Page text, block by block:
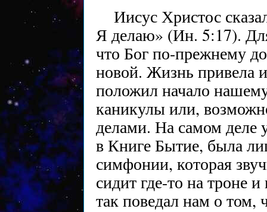
Иисус Христос
Я делаю» (Ин. 5:17).
что Бог по-прежнему
новой. Жизнь привела
положил начало
каникулы или,
делами. На самом деле
в Книге Бытие, была
симфонии, которая
сидит где-то на троне
так поведал нам о том,